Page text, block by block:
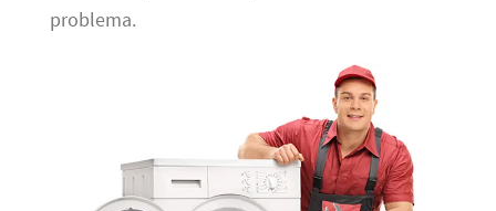
problema.